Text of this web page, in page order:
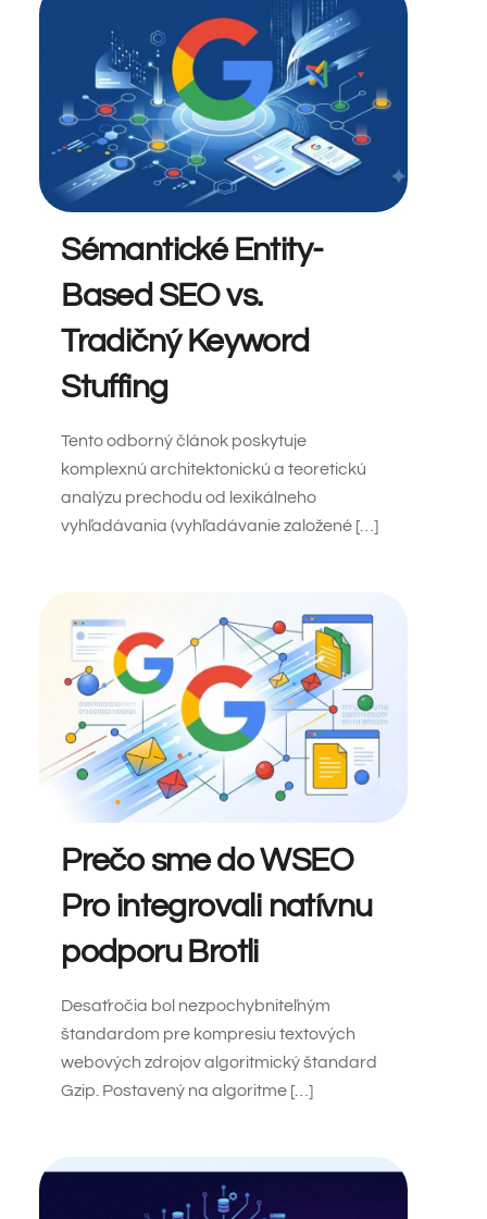
Sémantické Entity-
Based SEO vs.
Tradičný Keyword
Stuffing
Tento odborný článok poskytuje
komplexnú architektonickú a teoretickú
analýzu prechodu od lexikálneho
vyhľadávania (vyhľadávanie založené […]
Prečo sme do WSEO
Pro integrovali natívnu
podporu Brotli
Desaťročia bol nezpochybniteľným
štandardom pre kompresiu textových
webových zdrojov algoritmický štandard
Gzip. Postavený na algoritme […]